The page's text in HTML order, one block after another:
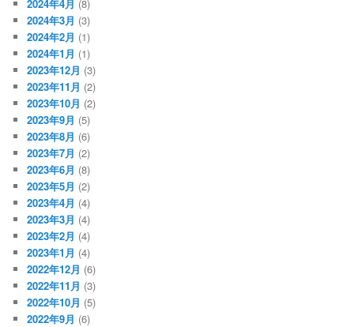
2024年4月 (8)
2024年3月 (3)
2024年2月 (1)
2024年1月 (1)
2023年12月 (3)
2023年11月 (2)
2023年10月 (2)
2023年9月 (5)
2023年8月 (6)
2023年7月 (2)
2023年6月 (8)
2023年5月 (2)
2023年4月 (4)
2023年3月 (4)
2023年2月 (4)
2023年1月 (4)
2022年12月 (6)
2022年11月 (3)
2022年10月 (5)
2022年9月 (6)